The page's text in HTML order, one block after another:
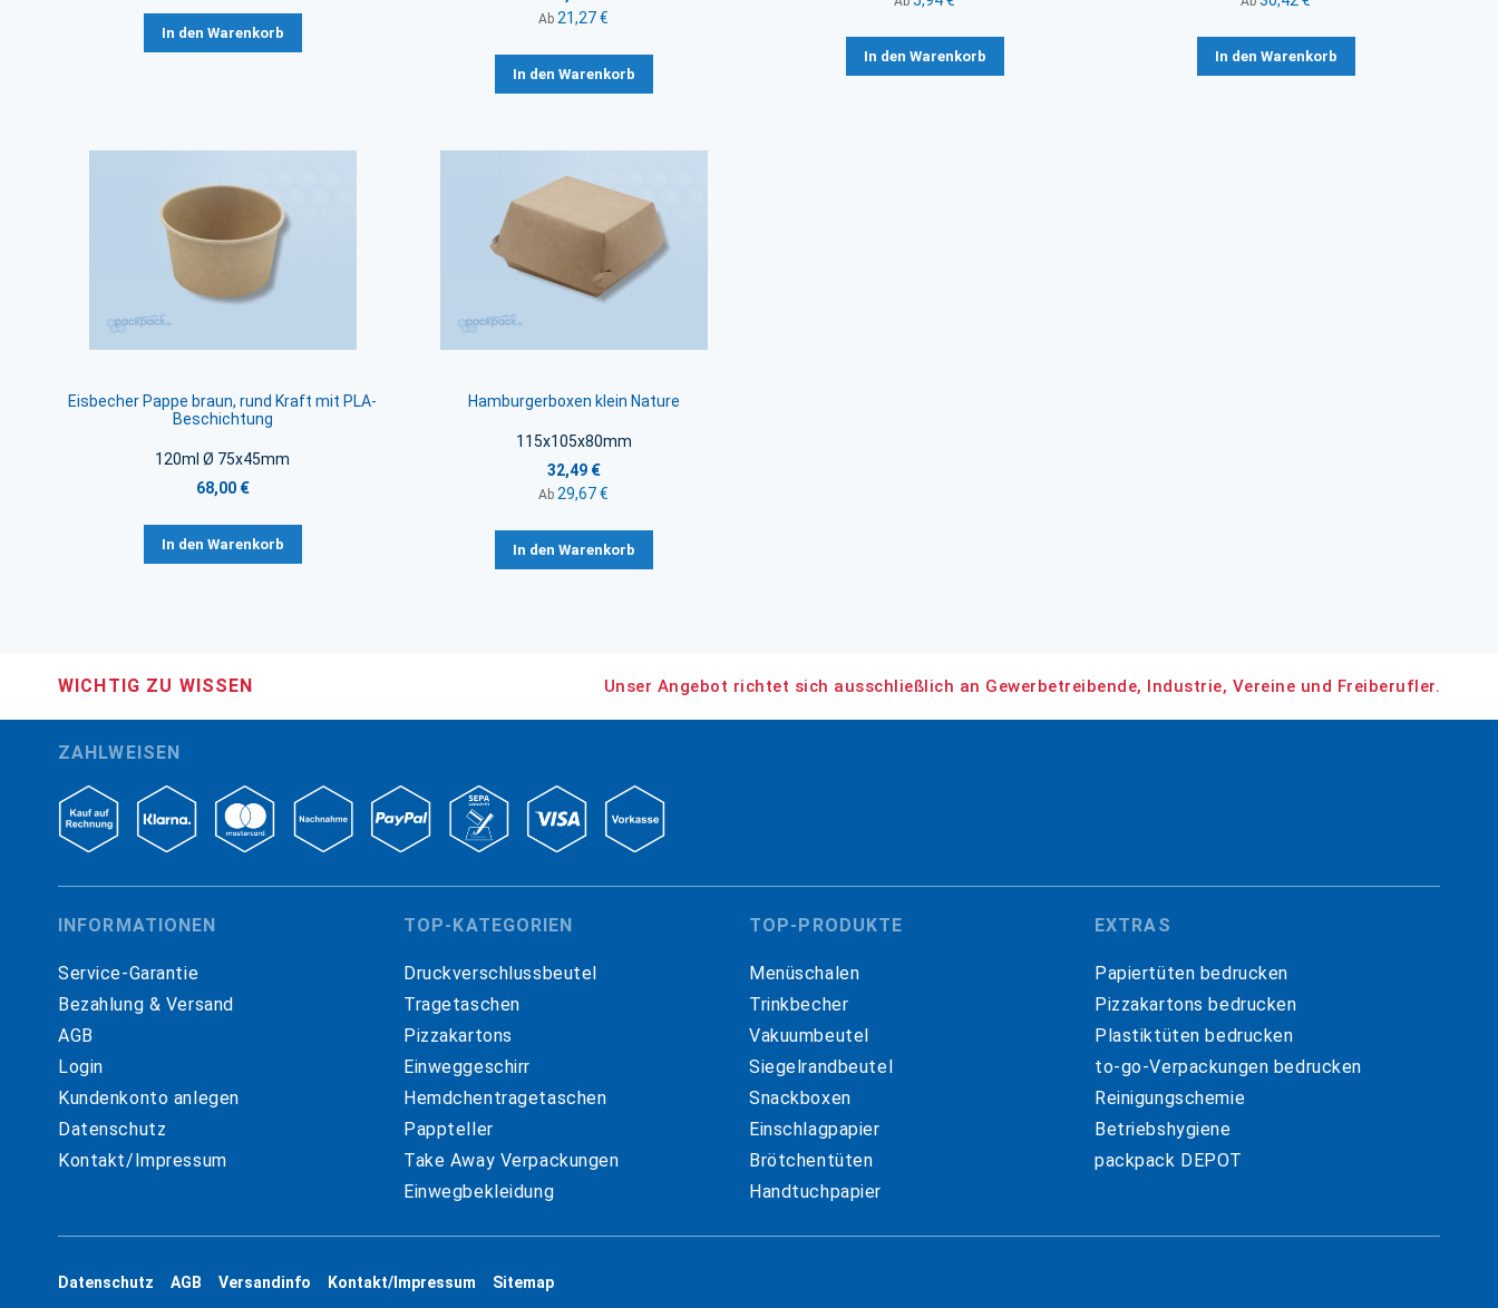
In den Warenkorb
Ab 21,27 €
In den Warenkorb
In den Warenkorb In den Warenkorb
Eisbecher Pappe braun, rund Kraft mit PLA-
Beschichtung
120ml Ø 75x45mm
68,00 €
In den Warenkorb
Hamburgerboxen klein Nature
115x105x80mm
32,49 €
Ab 29,67 €
In den Warenkorb
WICHTIG ZU WISSEN Unser Angebot richtet sich ausschließlich an Gewerbetreibende, Industrie, Vereine und Freiberufler.
ZAHLWEISEN
INFORMATIONEN
Service-Garantie
Bezahlung & Versand
AGB
Login
Kundenkonto anlegen
Datenschutz
Kontakt/Impressum
TOP-KATEGORIEN
Druckverschlussbeutel
Tragetaschen
Pizzakartons
Einweggeschirr
Hemdchentragetaschen
Pappteller
Take Away Verpackungen
Einwegbekleidung
TOP-PRODUKTE
Menüschalen
Trinkbecher
Vakuumbeutel
Siegelrandbeutel
Snackboxen
Einschlagpapier
Brötchentüten
Handtuchpapier
EXTRAS
Papiertüten bedrucken
Pizzakartons bedrucken
Plastiktüten bedrucken
to-go-Verpackungen bedrucken
Reinigungschemie
Betriebshygiene
packpack DEPOT
Datenschutz AGB Versandinfo Kontakt/Impressum Sitemap